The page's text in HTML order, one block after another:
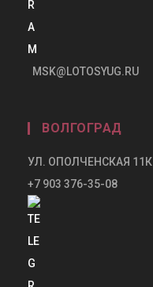
MSK@LOTOSYUG.RU
ВОЛГОГРАД
УЛ. ОПОЛЧЕНСКАЯ 11К
+7 903 376-35-08